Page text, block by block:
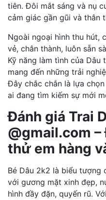
tiên. Đôi mắt sáng và nụ
cảm giác gần gũi và thân
Ngoài ngoại hình thu hút,
vẻ, chân thành, luôn sẵn
Kỹ năng làm tình của Dâu
mang đến những trải
Đây chắc chắn là lựa
ai đang tìm kiếm sự mới
Đánh giá Trai
@gmail.com
thử em hàng
Bé Dâu 2k2 là biểu tượng
với gương mặt xinh đẹp,
hình đầy đặn, quyến rũ.